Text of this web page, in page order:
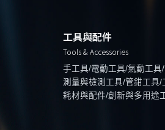
工具與配件
Tools & Accessories
手工具/電動工具/氣動工
測量與檢測工具/管鉗工具
耗材與配件/創新與多用途